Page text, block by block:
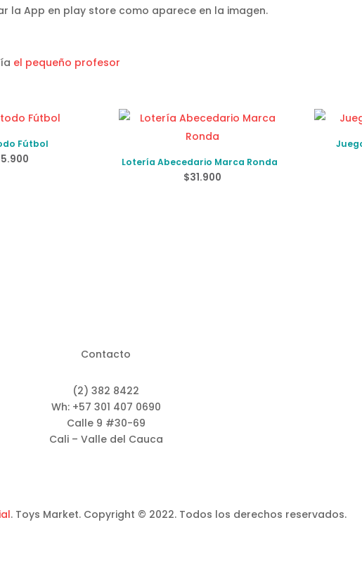
la App en play store como aparece en la imagen.
el pequeño profesor
Fútbol
Lotería Abecedario Marca Ronda
$31.900
Contacto
(2) 382 8422
Wh: +57 301 407 0690
Calle 9 #30-69
Cali – Valle del Cauca
. Toys Market. Copyright © 2022. Todos los derechos reservados.